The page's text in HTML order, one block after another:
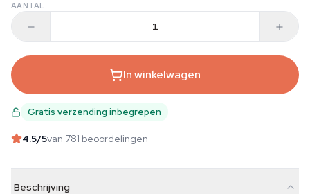
AANTAL
In winkelwagen
Gratis verzending inbegrepen
4.5/5van 781 beoordelingen
Beschrijving